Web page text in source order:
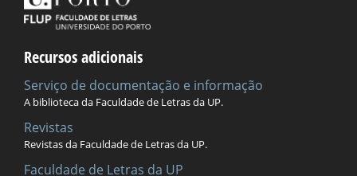
Recursos adicionais
Serviço de documentação e informação
A biblioteca da Faculdade de Letras da UP.
Revistas
Revistas da Faculdade de Letras da UP.
Faculdade de Letras da UP